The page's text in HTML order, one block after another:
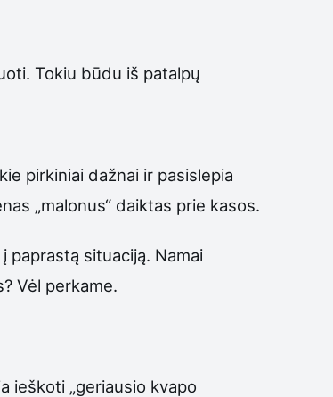
Tokiu būdu iš patalpų
pirkiniai dažnai ir pasislepia
„malonus“ daiktas prie kasos.
paprastą situaciją. Namai
Vėl perkame.
ieškoti „geriausio kvapo